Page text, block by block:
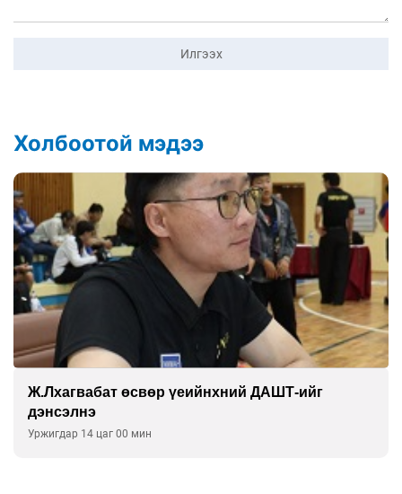
Илгээх
Холбоотой мэдээ
Ж.Лхагвабат өсвөр үеийнхний ДАШТ-ийг
дэнсэлнэ
Уржигдар 14 цаг 00 мин